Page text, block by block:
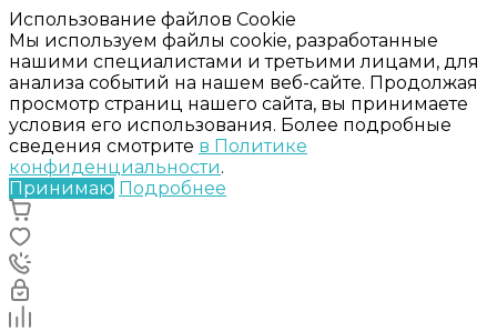
Использование файлов Cookie
Мы используем файлы cookie, разработанные
нашими специалистами и третьими лицами, для
анализа событий на нашем веб-сайте. Продолжая
просмотр страниц нашего сайта, вы принимаете
условия его использования. Более подробные
сведения смотрите в Политике
конфиденциальности.
Принимаю Подробнее